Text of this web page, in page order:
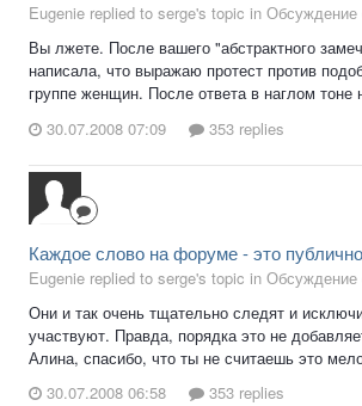
Eugenie replied to serge's topic in
Вы лжете. После вашего "абстрактного
написала, что выражаю протест против
группе женщин. После ответа в наглом тоне
30.07.2008 07:09
353 replies
Каждое слово на форуме - это
Eugenie replied to serge's topic in
Они и так очень тщательно следят и
участвуют. Правда, порядка это не
Алина, спасибо, что ты не считаешь это
30.07.2008 06:58
353 replies